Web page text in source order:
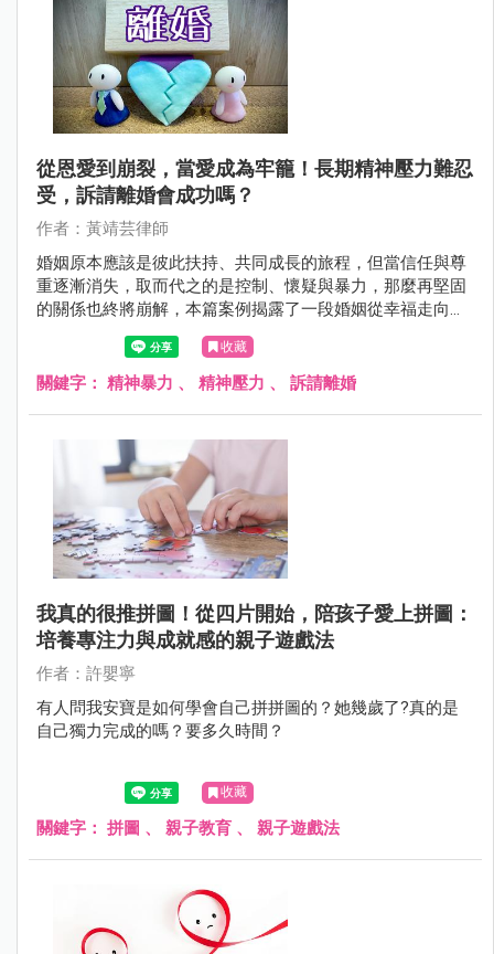
從恩愛到崩裂，當愛成為牢籠！長期精神壓力難忍
受，訴請離婚會成功嗎？
作者：黃靖芸律師
婚姻原本應該是彼此扶持、共同成長的旅程，但當信任與尊
重逐漸消失，取而代之的是控制、懷疑與暴力，那麼再堅固
的關係也終將崩解，本篇案例揭露了一段婚姻從幸福走向破
裂的過程，丈夫從隱忍到精神崩潰，最終訴諸法律，揭示出
情感傷害比身體暴力更難治癒的真相。透過本案例，我們重
新思考：在親密關係中，什麼才是真正的愛與尊重？
收藏
關鍵字： 精神暴力 、 精神壓力 、 訴請離婚
我真的很推拼圖！從四片開始，陪孩子愛上拼圖：
培養專注力與成就感的親子遊戲法
作者：許嬰寧
有人問我安寶是如何學會自己拼拼圖的？她幾歲了?真的是
自己獨力完成的嗎？要多久時間？
收藏
關鍵字： 拼圖 、 親子教育 、 親子遊戲法